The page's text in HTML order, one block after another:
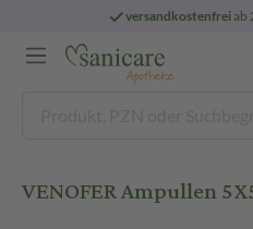
versandkostenfreiab
VENOFER Ampullen